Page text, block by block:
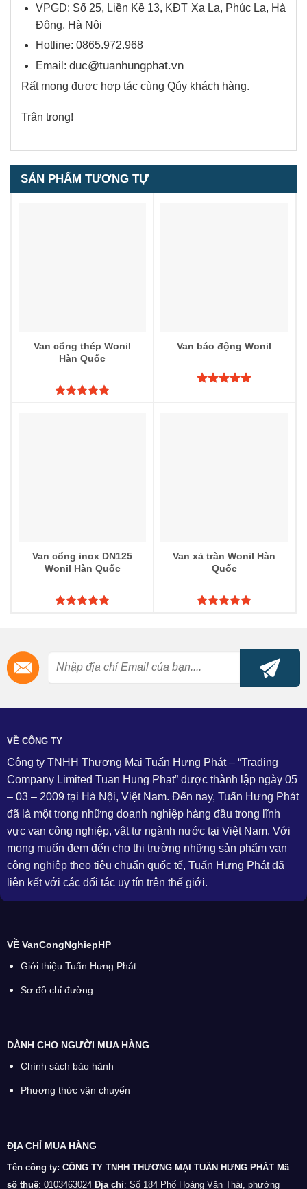
VPGD: Số 25, Liền Kề 13, KĐT Xa La, Phúc La, Hà
Đông, Hà Nội
Hotline: 0865.972.968
Email: duc@tuanhungphat.vn
Rất mong được hợp tác cùng Qúy khách hàng.
Trân trọng!
1
SẢN PHẨM TƯƠNG TỰ
Van cổng thép Wonil
Hàn Quốc
Van báo động Wonil
Van cổng inox DN125
Wonil Hàn Quốc
Van xả tràn Wonil Hàn
Quốc
VỀ CÔNG TY
Công ty TNHH Thương Mại Tuấn Hưng Phát – “Trading
Company Limited Tuan Hung Phat” được thành lập ngày 05
– 03 – 2009 tại Hà Nội, Việt Nam. Đến nay, Tuấn Hưng Phát
đã là một trong những doanh nghiệp hàng đầu trong lĩnh
vực van công nghiệp, vật tư ngành nước tại Việt Nam. Với
mong muốn đem đến cho thị trường những sản phẩm van
công nghiệp theo tiêu chuẩn quốc tế, Tuấn Hưng Phát đã
liên kết với các đối tác uy tín trên thế giới.
VỀ VanCongNghiepHP
Giới thiệu Tuấn Hưng Phát
Sơ đồ chỉ đường
DÀNH CHO NGƯỜI MUA HÀNG
Chính sách bảo hành
Phương thức vận chuyển
ĐỊA CHỈ MUA HÀNG
Tên công ty: CÔNG TY TNHH THƯƠNG MẠI TUẤN HƯNG PHÁT Mã
số thuế: 0103463024 Địa chỉ: Số 184 Phố Hoàng Văn Thái, phường